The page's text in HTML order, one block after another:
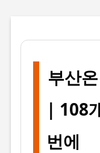
부산
| 108
번에